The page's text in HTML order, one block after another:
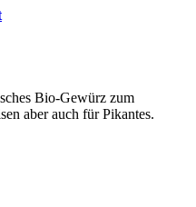
Bio-Gewürz zum
aber auch für Pikantes.